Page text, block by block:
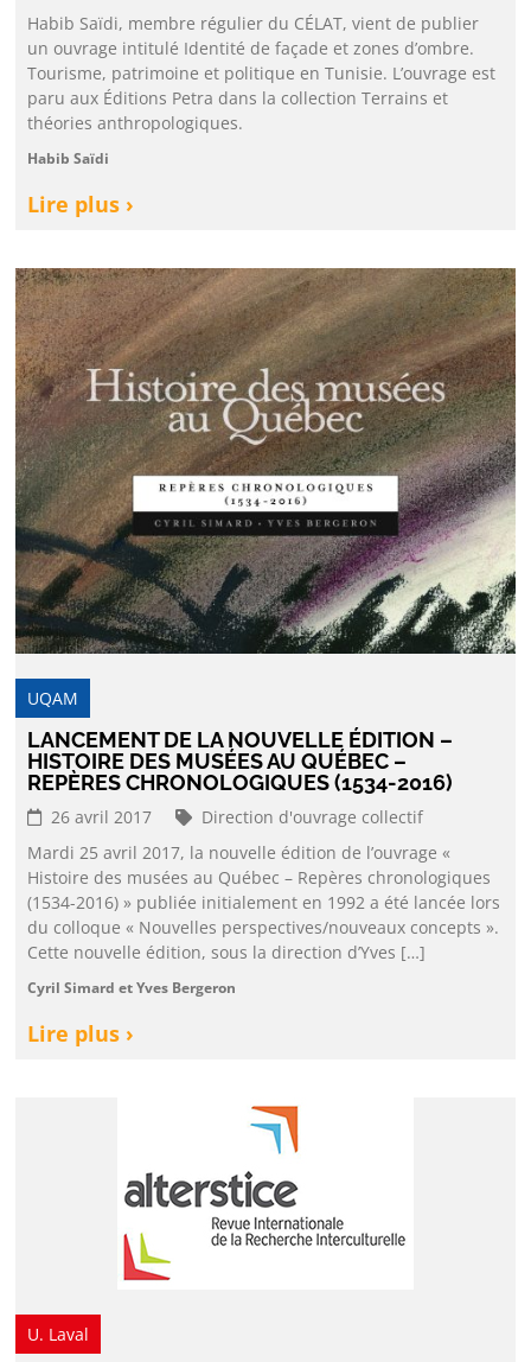
Habib Saïdi, membre régulier du CÉLAT, vient de publier
un ouvrage intitulé Identité de façade et zones d’ombre.
Tourisme, patrimoine et politique en Tunisie. L’ouvrage est
paru aux Éditions Petra dans la collection Terrains et
théories anthropologiques.
Habib Saïdi
Lire plus ›
UQAM
LANCEMENT DE LA NOUVELLE ÉDITION –
HISTOIRE DES MUSÉES AU QUÉBEC –
REPÈRES CHRONOLOGIQUES (1534-2016)
26 avril 2017
Direction d'ouvrage collectif
Mardi 25 avril 2017, la nouvelle édition de l’ouvrage «
Histoire des musées au Québec – Repères chronologiques
(1534-2016) » publiée initialement en 1992 a été lancée lors
du colloque « Nouvelles perspectives/nouveaux concepts ».
Cette nouvelle édition, sous la direction d’Yves […]
Cyril Simard et Yves Bergeron
Lire plus ›
U. Laval